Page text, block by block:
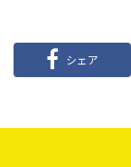
シェア